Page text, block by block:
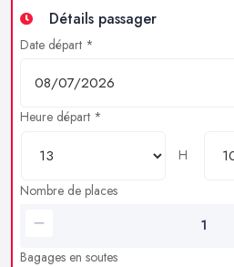
Détails passager
Date départ *
Heure départ *
H
Nombre de places
Bagages en soutes